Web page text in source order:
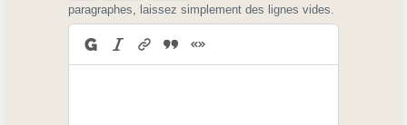
paragraphes, laissez simplement des lignes vides.